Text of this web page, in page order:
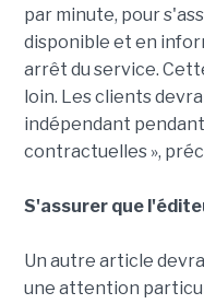
par minute, pour
disponible et en
arrêt du service.
loin. Les clients
indépendant
contractuelles »,
S'assurer que
Un autre article
une attention